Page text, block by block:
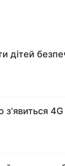
дітей
з'явиться